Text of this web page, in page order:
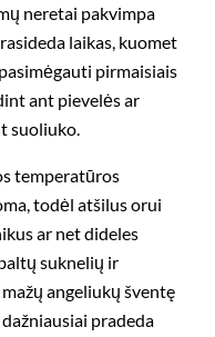
neretai pakvimpa
laikas, kuomet
pirmaisiais
ant pievelės ar
suoliuko.
temperatūros
todėl atšilus orui
ar net dideles
suknelių ir
angeliukų šventę
pradeda